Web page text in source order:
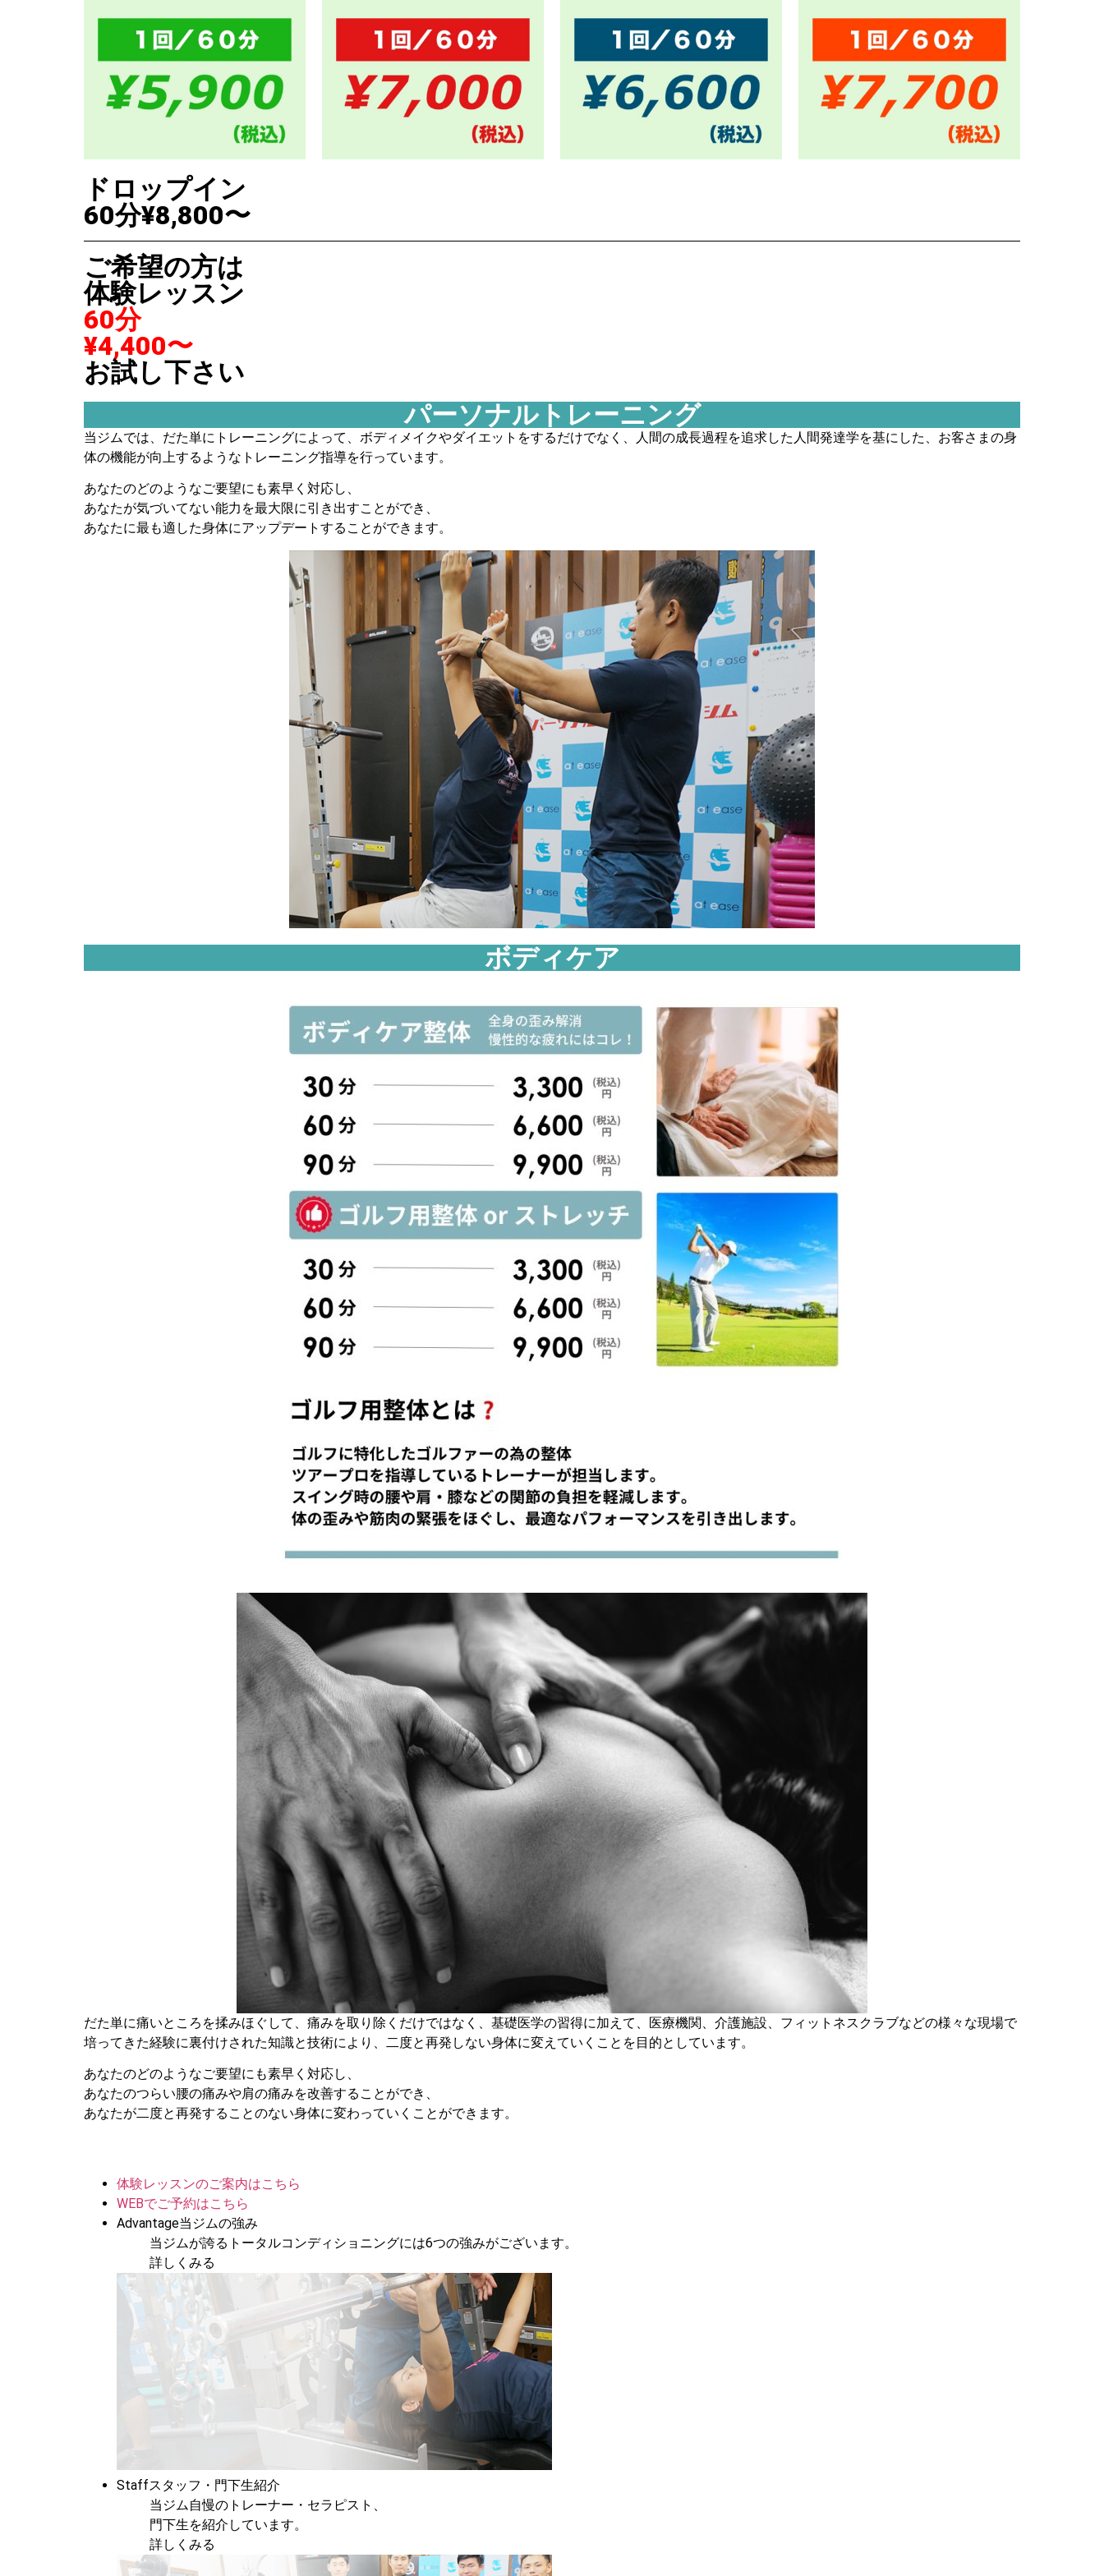
ドロップイン
60分¥8,800〜
ご希望の方は
体験レッスン
60分
¥4,400〜
お試し下さい
パーソナルトレーニング
当ジムでは、だた単にトレーニングによって、ボディメイクやダイエットをするだけでなく、人間の成長過程を追求した人間発達学を基にした、お客さまの身
体の機能が向上するようなトレーニング指導を行っています。
あなたのどのようなご要望にも素早く対応し、
あなたが気づいてない能力を最大限に引き出すことができ、
あなたに最も適した身体にアップデートすることができます。
ボディケア
だた単に痛いところを揉みほぐして、痛みを取り除くだけではなく、基礎医学の習得に加えて、医療機関、介護施設、フィットネスクラブなどの様々な現場で
培ってきた経験に裏付けされた知識と技術により、二度と再発しない身体に変えていくことを目的としています。
あなたのどのようなご要望にも素早く対応し、
あなたのつらい腰の痛みや肩の痛みを改善することができ、
あなたが二度と再発することのない身体に変わっていくことができます。
体験レッスンのご案内はこちら
WEBでご予約はこちら
Advantage当ジムの強み
当ジムが誇るトータルコンディショニングには6つの強みがございます。
詳しくみる
Staffスタッフ・門下生紹介
当ジム自慢のトレーナー・セラピスト、
門下生を紹介しています。
詳しくみる